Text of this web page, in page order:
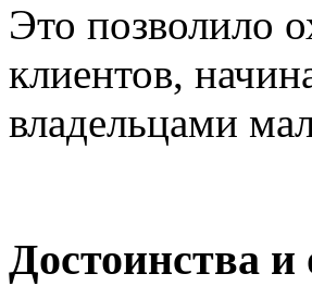
Это позволило
клиентов,
владельцами
Достоинства и